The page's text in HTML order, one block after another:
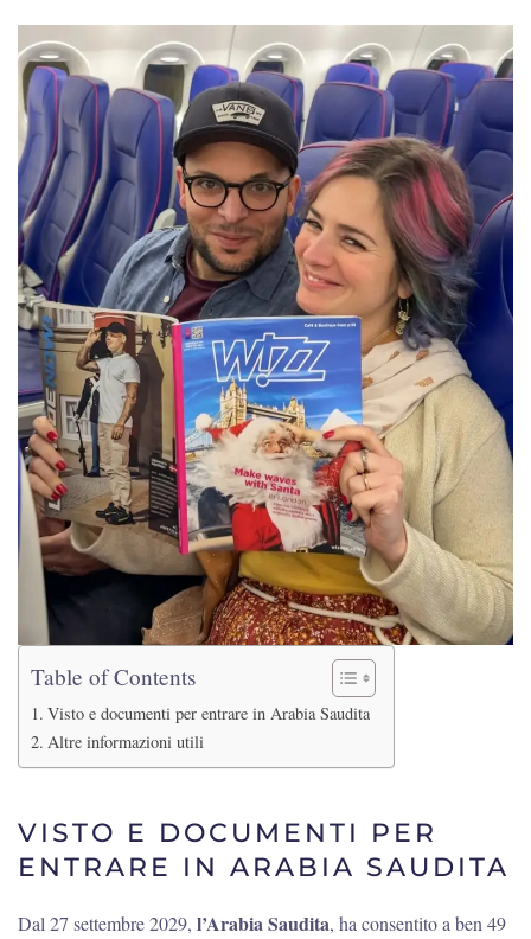
Table of Contents
Visto e documenti per entrare in Arabia Saudita
Altre informazioni utili
VISTO E DOCUMENTI PER
ENTRARE IN ARABIA SAUDITA
Dal 27 settembre 2029, l’Arabia Saudita, ha consentito a ben 49